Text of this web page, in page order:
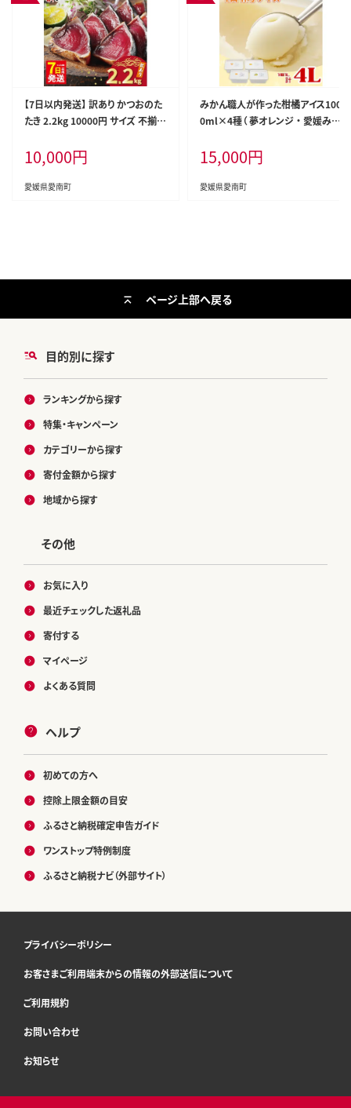
【7日以内発送】 訳あり かつおのた
たき 2.2kg 10000円 サイズ 不揃い
鮮魚 天然 鰹 四国一 水揚げ タタキ
冷凍 大容量 ふるさと納税魚 ふる
さと納税人気 ふるさと納税カツオ
10,000円
愛媛県愛南町
みかん職人が作った柑橘アイス100
0ml×4種（ 夢オレンジ ・ 愛媛みか
柑橘 アイス アイスクリーム シャー
ベット ジェラート ソルベ お菓子
おかし デザート スイーツ 冷凍 冬
15,000円
愛媛県愛南町
目的別に探す
ランキングから探す
特集・キャンペーン
カテゴリーから探す
寄付金額から探す
地域から探す
その他
お気に入り
最近チェックした返礼品
寄付する
マイページ
よくある質問
ヘルプ
初めての方へ
控除上限金額の目安
ふるさと納税確定申告ガイド
ワンストップ特例制度
ふるさと納税ナビ（外部サイト）
ページ上部へ戻る
プライバシーポリシー
お客さまご利用端末からの情報の外部送信について
ご利用規約
お問い合わせ
お知らせ